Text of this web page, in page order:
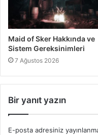
Maid of Sker Hakkında ve
Sistem Gereksinimleri
7 Ağustos 2026
Bir yanıt yazın
E-posta adresiniz